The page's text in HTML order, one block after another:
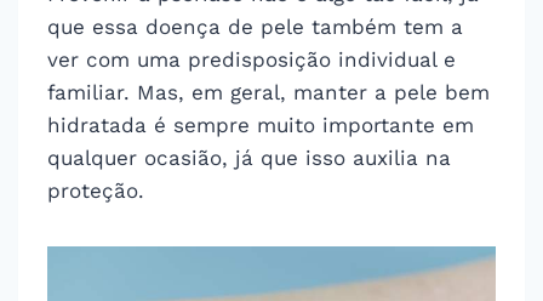
que essa doença de pele também tem a
ver com uma predisposição individual e
familiar. Mas, em geral, manter a pele bem
hidratada é sempre muito importante em
qualquer ocasião, já que isso auxilia na
proteção.